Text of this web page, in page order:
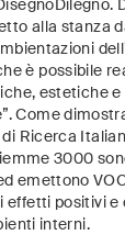
alla stanza
è possibile
estetiche e
Come
Ricerca
3000
emettono
effetti positivi
interni.